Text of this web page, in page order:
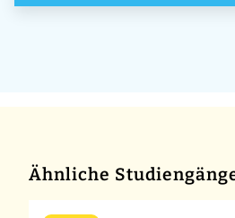
Ähnliche